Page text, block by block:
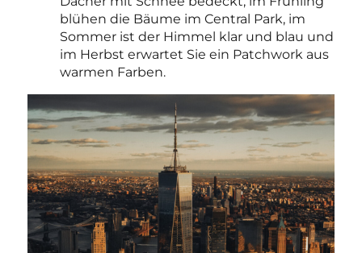
blühen die Bäume im Central Park, im
Sommer ist der Himmel klar und blau und
im Herbst erwartet Sie ein Patchwork aus
warmen Farben.